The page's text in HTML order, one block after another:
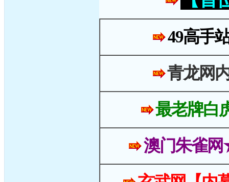
49高手
青龙网
最老牌白
澳门朱雀